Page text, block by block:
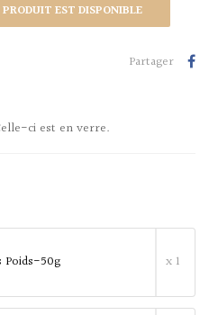
EST DISPONIBLE
Partager
ci est en verre.
Poids-50g x 1